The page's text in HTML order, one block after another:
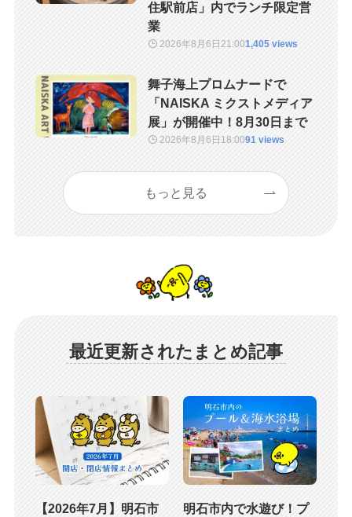
住駅前店」内でランチ限定営
業
2026年8月6日21:001,405 views
舞子海上プロムナードで
「NAISKA ミクストメディア
展」が開催中！8月30日まで
2026年8月6日 18:0091 views
もっと見る
最近更新されたまとめ記事
【2026年7月】明石市
明石市内で水遊び！プ